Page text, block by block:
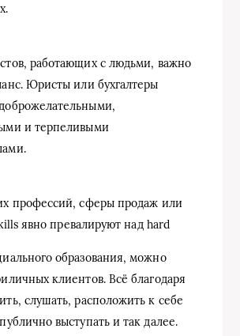
работающих с людьми, важно
Юристы или бухгалтеры
и терпеливыми
профессий, сферы продаж или
явно превалируют над hard
образования, можно
клиентов. Всё благодаря
слушать, расположить к себе
выступать и так далее.